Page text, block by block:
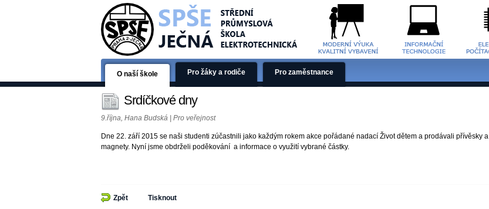
O naší škole Pro žáky a rodiče Pro zaměstnance
Srdíčkové dny
9.října, Hana Budská | Pro veřejnost
Dne 22. září 2015 se naši studenti zúčastnili jako každým rokem akce pořádané nadací Život dětem a prodávali přívěsky a
magnety. Nyní jsme obdrželi poděkování a informace o využití vybrané částky.
Zpět Tisknout